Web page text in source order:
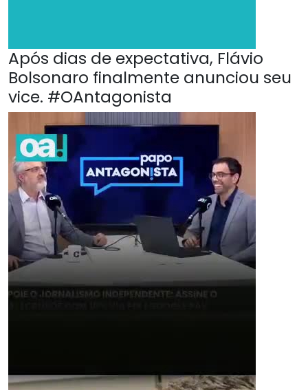
Após dias de expectativa, Flávio
Bolsonaro finalmente anunciou seu
vice. #OAntagonista